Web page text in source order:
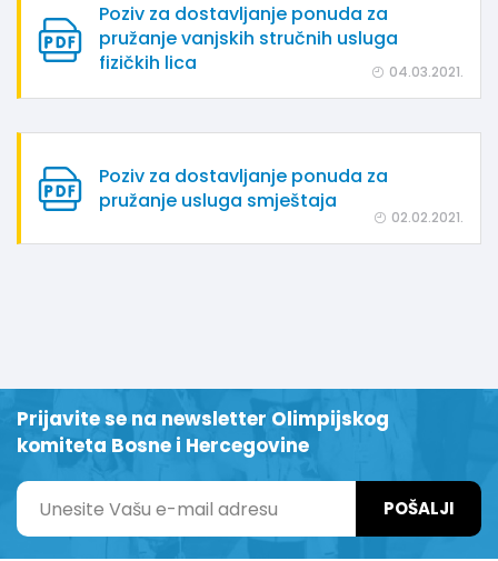
Poziv za dostavljanje ponuda za
pružanje vanjskih stručnih usluga
fizičkih lica
04.03.2021.
Poziv za dostavljanje ponuda za
pružanje usluga smještaja
02.02.2021.
Prijavite se na newsletter Olimpijskog
komiteta Bosne i Hercegovine
POŠALJI